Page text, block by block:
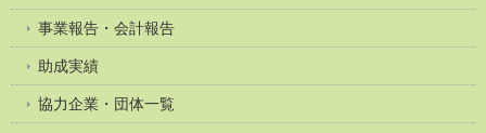
事業報告・会計報告
助成実績
協力企業・団体一覧